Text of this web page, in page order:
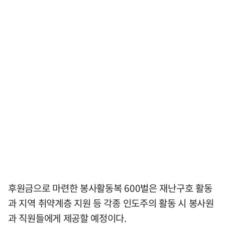
후원금으로 마련한 봉사활동복 600벌은 재난구호 활동
과 지역 취약계층 지원 등 각종 인도주의 활동 시 봉사원
과 직원들에게 제공할 예정이다.